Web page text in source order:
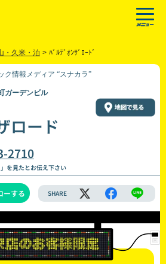
・久米・泊 > ﾊﾞﾙﾃﾞｵﾝｻﾞﾛｰﾄﾞ
ク情報メディア “スナカラ”
ガーデンビル
ロード
2710
を見たとお伝え下さい
ーする SHARE